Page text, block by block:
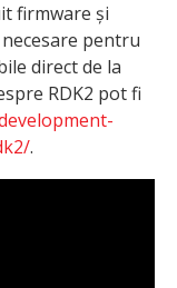
firmware și
pentru
direct de la
RDK2 pot fi
.